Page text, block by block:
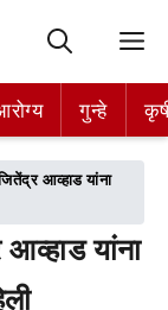
गुन्हे
गुन्हे
आव्हाड यांना
यांना